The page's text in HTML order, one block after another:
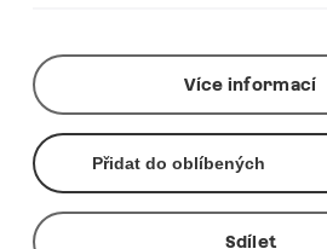
Více informací
Přidat do oblíbených
Sdílet